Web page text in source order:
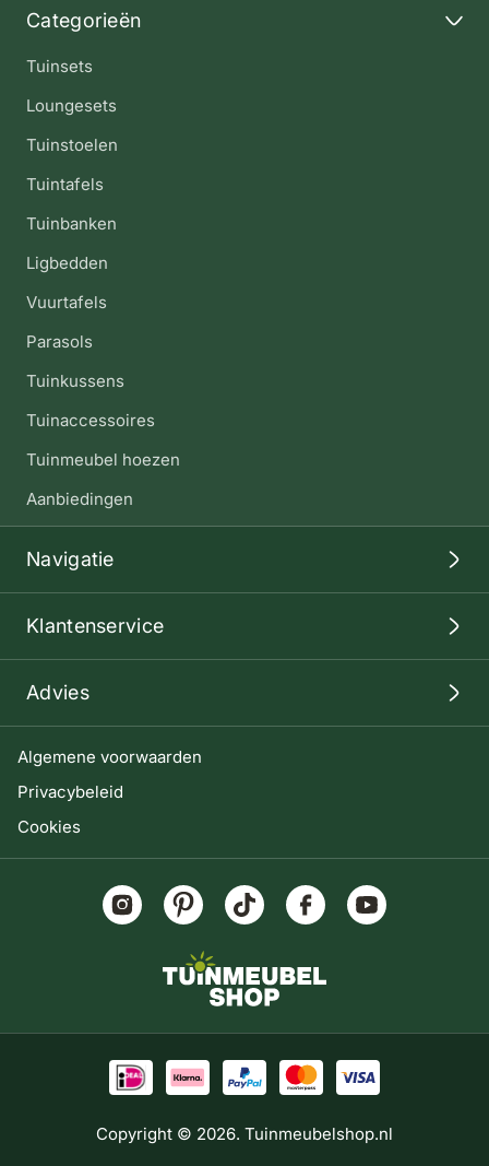
Algemene voorwaarden
Privacybeleid
Cookies
Categorieën
Tuinsets
Loungesets
Tuinstoelen
Tuintafels
Tuinbanken
Ligbedden
Vuurtafels
Parasols
Tuinkussens
Tuinaccessoires
Tuinmeubel hoezen
Aanbiedingen
Navigatie
Klantenservice
Advies
Copyright © 2026. Tuinmeubelshop.nl